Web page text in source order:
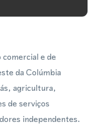
e de
da Colúmbia
agricultura,
de serviços
independentes.